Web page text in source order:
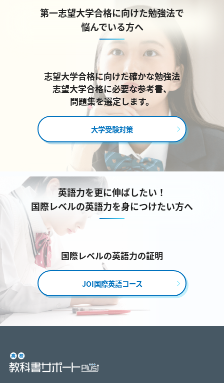
第一志望大学合格に向けた勉強法で
悩んでいる方へ
志望大学合格に向けた確かな勉強法
志望大学合格に必要な参考書、
問題集を選定します。
大学受験対策
英語力を更に伸ばしたい！
国際レベルの英語力を身につけたい方へ
国際レベルの英語力の証明
JOI国際英語コース